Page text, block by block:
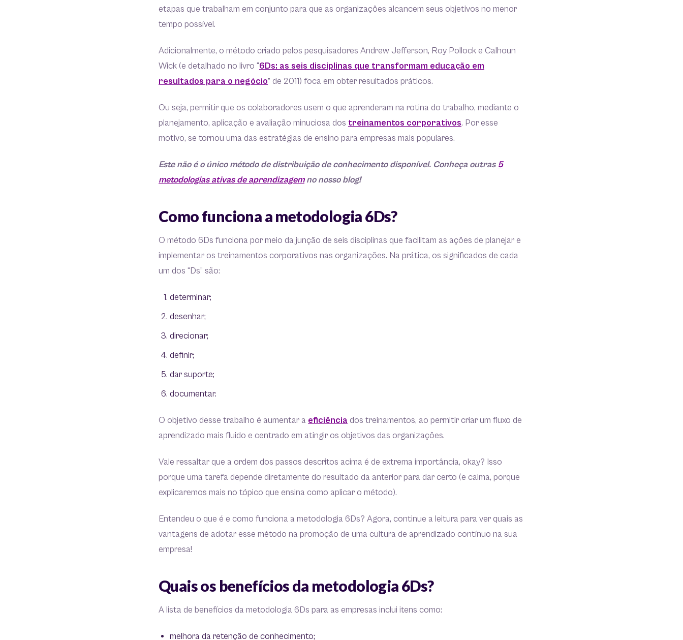
etapas que trabalham em conjunto para que as organizações alcancem seus objetivos no menor
tempo possível.
Adicionalmente, o método criado pelos pesquisadores Andrew Jefferson, Roy Pollock e Calhoun
Wick (e detalhado no livro “6Ds: as seis disciplinas que transformam educação em
resultados para o negócio” de 2011) foca em obter resultados práticos.
Ou seja, permitir que os colaboradores usem o que aprenderam na rotina do trabalho, mediante o
planejamento, aplicação e avaliação minuciosa dos treinamentos corporativos. Por esse
motivo, se tornou uma das estratégias de ensino para empresas mais populares.
Este não é o único método de distribuição de conhecimento disponível. Conheça outras 5
metodologias ativas de aprendizagemno nosso blog!
Como funciona a metodologia 6Ds?
O método 6Ds funciona por meio da junção de seis disciplinas que facilitam as ações de planejar e
implementar os treinamentos corporativos nas organizações. Na prática, os significados de cada
um dos “Ds” são:
determinar;
desenhar;
direcionar;
definir;
dar suporte;
documentar.
O objetivo desse trabalho é aumentar a eficiência dos treinamentos, ao permitir criar um fluxo de
aprendizado mais fluido e centrado em atingir os objetivos das organizações.
Vale ressaltar que a ordem dos passos descritos acima é de extrema importância, okay? Isso
porque uma tarefa depende diretamente do resultado da anterior para dar certo (e calma, porque
explicaremos mais no tópico que ensina como aplicar o método).
Entendeu o que é e como funciona a metodologia 6Ds? Agora, continue a leitura para ver quais as
vantagens de adotar esse método na promoção de uma cultura de aprendizado contínuo na sua
empresa!
Quais os benefícios da metodologia 6Ds?
A lista de benefícios da metodologia 6Ds para as empresas inclui itens como:
melhora da retenção de conhecimento;